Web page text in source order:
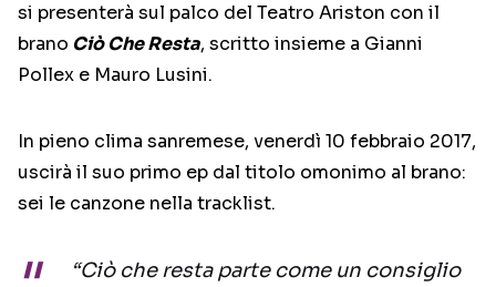
si presenterà sul palco del Teatro Ariston con il
brano Ciò Che Resta, scritto insieme a Gianni
Pollex e Mauro Lusini.
In pieno clima sanremese, venerdì 10 febbraio 2017,
uscirà il suo primo ep dal titolo omonimo al brano:
sei le canzone nella tracklist.
“Ciò che resta parte come un consiglio